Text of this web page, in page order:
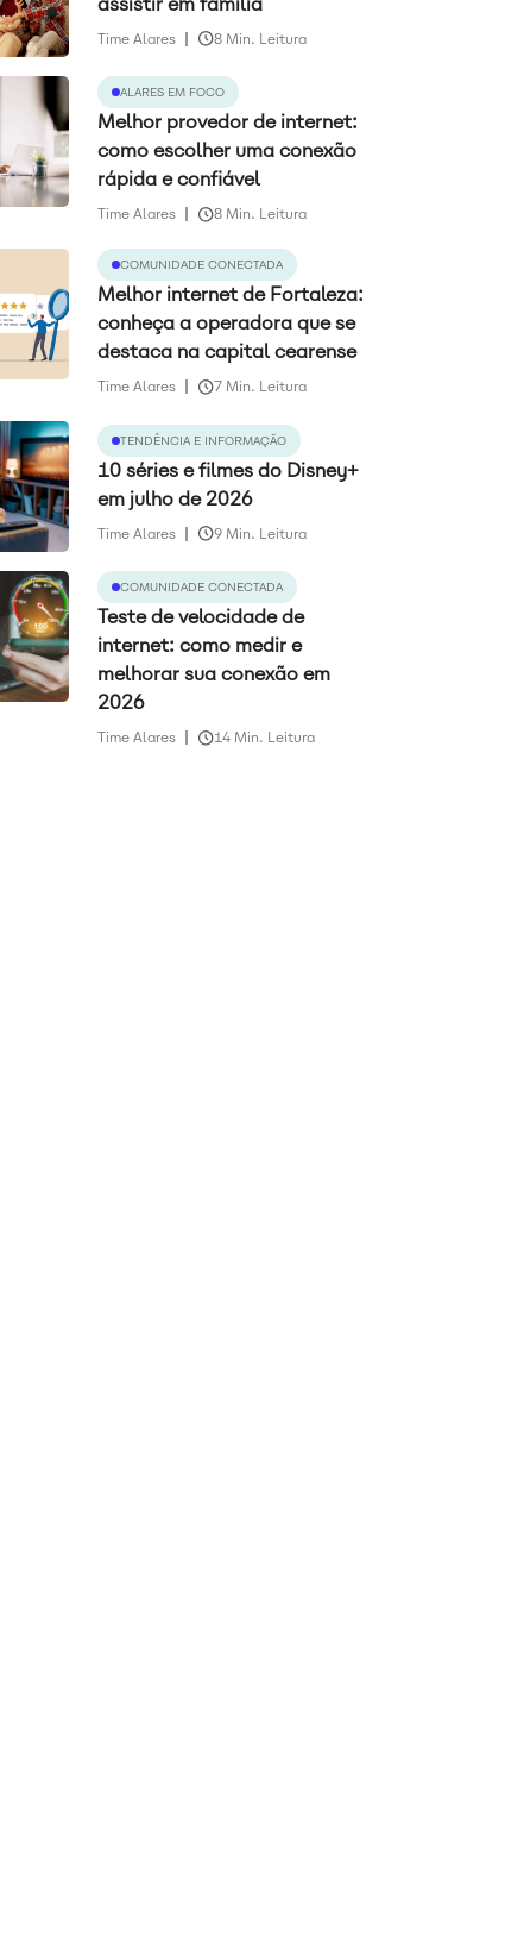
Time Alares 8 Min. Leitura
ALARES EM FOCO
Melhor provedor de internet:
como escolher uma conexão
rápida e confiável
Time Alares 8 Min. Leitura
COMUNIDADE CONECTADA
Melhor internet de Fortaleza:
conheça a operadora que se
destaca na capital cearense
Time Alares 7 Min. Leitura
TENDÊNCIA E INFORMAÇÃO
10 séries e filmes do Disney+
em julho de 2026
Time Alares 9 Min. Leitura
COMUNIDADE CONECTADA
Teste de velocidade de
internet: como medir e
melhorar sua conexão em
2026
Time Alares 14 Min. Leitura